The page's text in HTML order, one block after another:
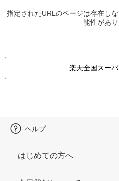
指定されたURLのページは存在し
能性があり
楽天全国スー
ヘルプ
はじめての方へ